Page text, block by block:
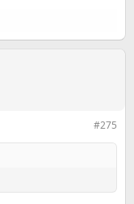
#275